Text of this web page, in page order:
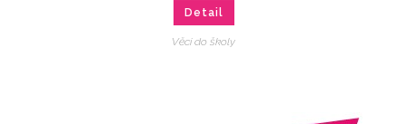
Detail
Věci do školy